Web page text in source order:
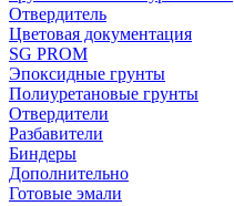
Отвердитель
Цветовая документация
SG PROM
Эпоксидные грунты
Полиуретановые грунты
Отвердители
Разбавители
Биндеры
Дополнительно
Готовые эмали